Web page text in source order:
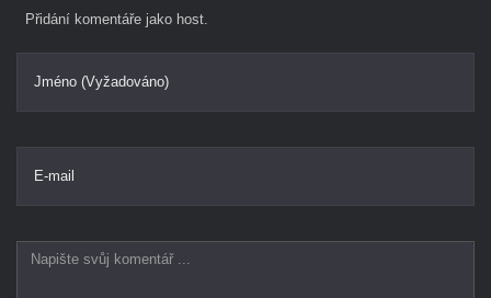
Přidání komentáře jako host.
Jméno (Vyžadováno)
E-mail